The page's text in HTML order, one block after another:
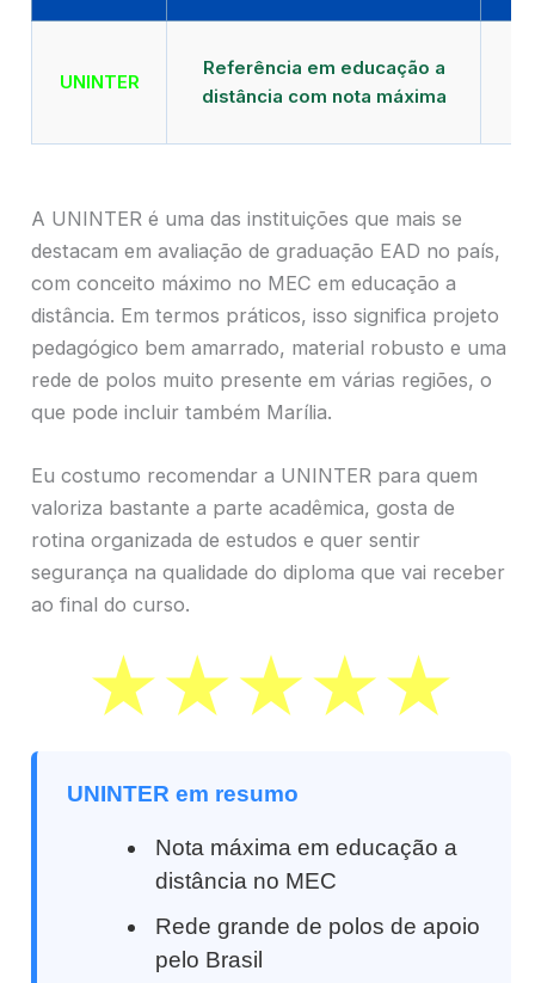
UNINTER
Referência em educação a
distância com nota máxima
A UNINTER é uma das instituições que mais se
destacam em avaliação de graduação EAD no país,
com conceito máximo no MEC em educação a
distância. Em termos práticos, isso significa projeto
pedagógico bem amarrado, material robusto e uma
rede de polos muito presente em várias regiões, o
que pode incluir também Marília.
Eu costumo recomendar a UNINTER para quem
valoriza bastante a parte acadêmica, gosta de
rotina organizada de estudos e quer sentir
segurança na qualidade do diploma que vai receber
ao final do curso.
UNINTER em resumo
Nota máxima em educação a
distância no MEC
Rede grande de polos de apoio
pelo Brasil